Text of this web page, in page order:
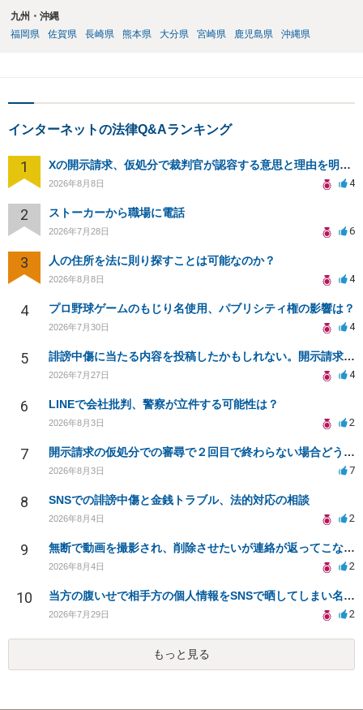
九州・沖縄
福岡県
佐賀県 長崎県 熊本県 大分県 宮崎県 鹿児島県 沖縄県
インターネットの法律Q&Aランキング
1 Xの開示請求、仮処分で裁判官が認容する意思と理由を明確化しても、相手側は争って引き延ばしますか
2026年8月8日 4
2 ストーカーから職場に電話
2026年7月28日 6
3 人の住所を法に則り探すことは可能なのか？
2026年8月8日 4
4 プロ野球ゲームのもじり名使用、パブリシティ権の影響は？
2026年7月30日 4
5 誹謗中傷に当たる内容を投稿したかもしれない。開示請求や民事刑事裁判に発展しうるのか教えて欲しい。
2026年7月27日 4
6 LINEで会社批判、警察が立件する可能性は？
2026年8月3日 2
7 開示請求の仮処分での審尋で２回目で終わらない場合どうしたらいいですか
2026年8月3日 7
8 SNSでの誹謗中傷と金銭トラブル、法的対応の相談
2026年8月4日 2
9 無断で動画を撮影され、削除させたいが連絡が返ってこない。
2026年8月4日 2
10 当方の腹いせで相手方の個人情報をSNSで晒してしまい名誉毀損させてしまったかもしれない
2026年7月29日 2
もっと見る